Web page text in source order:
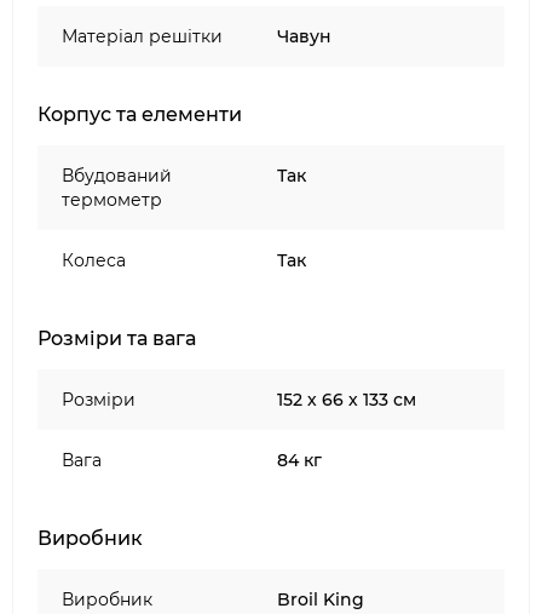
Матеріал решітки Чавун
Корпус та елементи
Вбудований
термометр
Так
Колеса Так
Розміри та вага
Розміри 152 х 66 х 133 см
Вага 84 кг
Виробник
Виробник Broil King